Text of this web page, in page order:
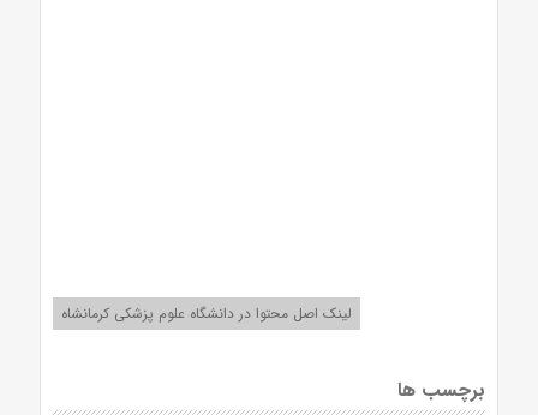
لینک اصل محتوا در دانشگاه علوم پزشکی کرمانشاه
برچسب ها